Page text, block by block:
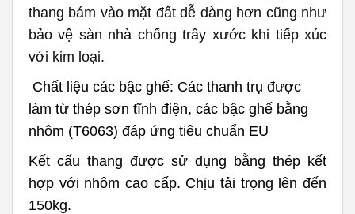
thang bám vào mặt đất dễ dàng hơn cũng như
bảo vệ sàn nhà chống trầy xước khi tiếp xúc
với kim loại.
Chất liệu các bậc ghế: Các thanh trụ được
làm từ thép sơn tĩnh điện, các bậc ghế bằng
nhôm (T6063) đáp ứng tiêu chuẩn EU
Kết cấu thang được sử dụng bằng thép kết
hợp với nhôm cao cấp. Chịu tải trọng lên đến
150kg.